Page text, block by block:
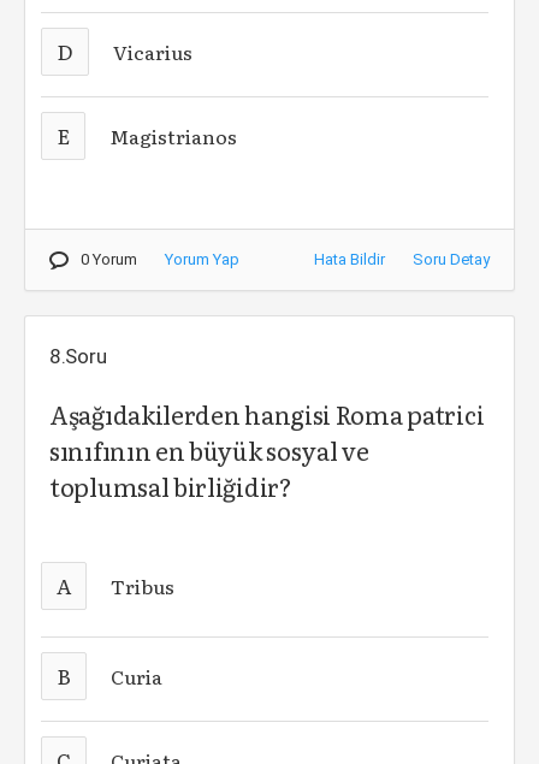
D Vicarius
E Magistrianos
0 Yorum Yorum Yap Hata Bildir Soru Detay
8.Soru
Aşağıdakilerden hangisi Roma patrici
sınıfının en büyük sosyal ve
toplumsal birliğidir?
A Tribus
B Curia